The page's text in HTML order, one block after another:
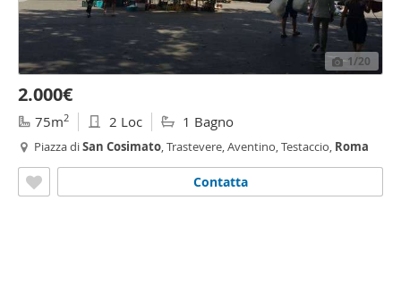
1/20
2.000€
75m2 2 Loc 1 Bagno
Piazza diSan Cosimato, Trastevere, Aventino, Testaccio, Roma
Contatta